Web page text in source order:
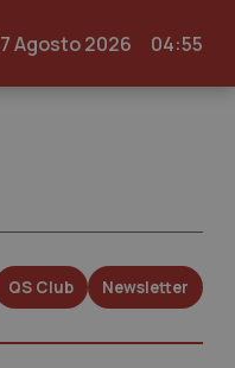
7 Agosto 2026 04:55
QS Club Newsletter